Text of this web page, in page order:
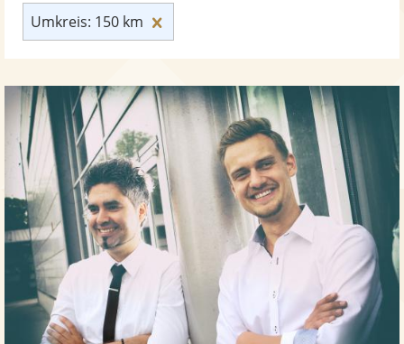
Umkreis: 150 km